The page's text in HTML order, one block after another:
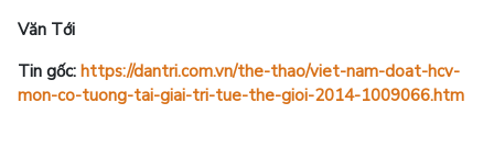
Văn Tới
Tin gốc: https://dantri.com.vn/the-thao/viet-nam-doat-hcv-
mon-co-tuong-tai-giai-tri-tue-the-gioi-2014-1009066.htm